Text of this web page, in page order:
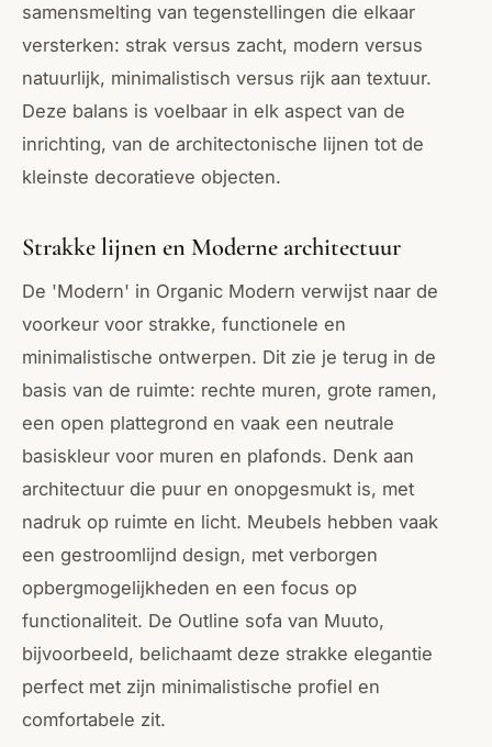
samensmelting van tegenstellingen die elkaar
versterken: strak versus zacht, modern versus
natuurlijk, minimalistisch versus rijk aan textuur.
Deze balans is voelbaar in elk aspect van de
inrichting, van de architectonische lijnen tot de
kleinste decoratieve objecten.
Strakke lijnen en Moderne architectuur
De 'Modern' in Organic Modern verwijst naar de
voorkeur voor strakke, functionele en
minimalistische ontwerpen. Dit zie je terug in de
basis van de ruimte: rechte muren, grote ramen,
een open plattegrond en vaak een neutrale
basiskleur voor muren en plafonds. Denk aan
architectuur die puur en onopgesmukt is, met
nadruk op ruimte en licht. Meubels hebben vaak
een gestroomlijnd design, met verborgen
opbergmogelijkheden en een focus op
functionaliteit. De Outline sofa van Muuto,
bijvoorbeeld, belichaamt deze strakke elegantie
perfect met zijn minimalistische profiel en
comfortabele zit.